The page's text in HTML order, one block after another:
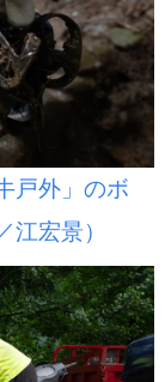
戸外」のボ
宏景）